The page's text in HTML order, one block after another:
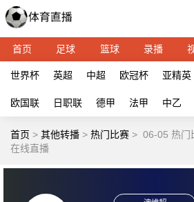
首页 足球 篮球 录播
世界杯 英超 中超 欧冠杯 亚精英
欧国联 日职联 德甲 法甲 中乙
首页 > 其他转播 > 热门比赛 > 06-05 热门
在线直播